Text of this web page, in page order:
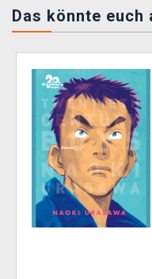
Das könnte euch